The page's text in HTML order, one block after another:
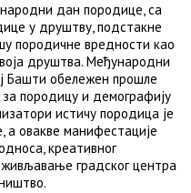
дан породице, са
у друштву, подстакне
породичне вредности као
друштва. Међународни
Башти обележен прошле
породицу и демографију
истичу породица је
а овакве манифестације
креативног
градског центра